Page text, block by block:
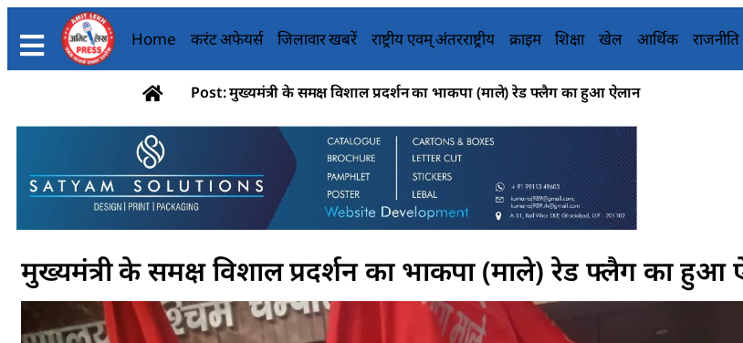
Home करंट अफेयर्स जिलावार खबरें राष्ट्रीय एवम् अंतरराष्ट्रीय क्राइम शिक्षा खेल आर्थिक राजनीति
Post: मुख्यमंत्री के समक्ष विशाल प्रदर्शन का भाकपा (माले) रेड फ्लैग का हुआ ऐलान
मुख्यमंत्री के समक्ष विशाल प्रदर्शन का भाकपा (माले) रेड फ्लैग का हुआ